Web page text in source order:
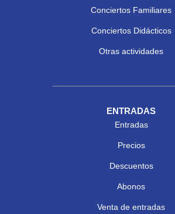
Conciertos Familiares
Conciertos Didácticos
Otras actividades
ENTRADAS
Entradas
Precios
Descuentos
Abonos
Venta de entradas